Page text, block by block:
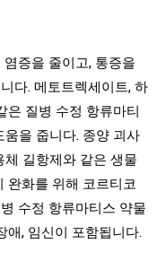
증을 줄이고, 통증을
다. 메토트렉세이트, 하
은 질병 수정 항류마티
을 줍니다. 종양 괴사
길항제와 같은 생물
완화를 위해 코르티코
수정 항류마티스 약물
애, 임신이 포함됩니다.